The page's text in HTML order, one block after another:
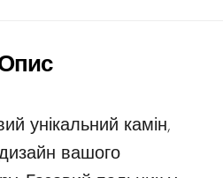
унікальний камін,
вашого